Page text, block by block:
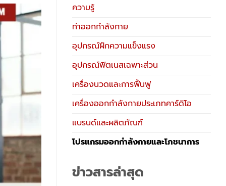
ความรู้
ท่าออกกำลังกาย
อุปกรณ์ฝึกความแข็งแรง
อุปกรณ์ฟิตเนสเฉพาะส่วน
เครื่องนวดและการฟื้นฟู
เครื่องออกกำลังกายประเภทคาร์ดิโอ
แบรนด์และผลิตภัณฑ์
โปรแกรมออกกำลังกายและโภชนาการ
ข่าวสารล่าสุด